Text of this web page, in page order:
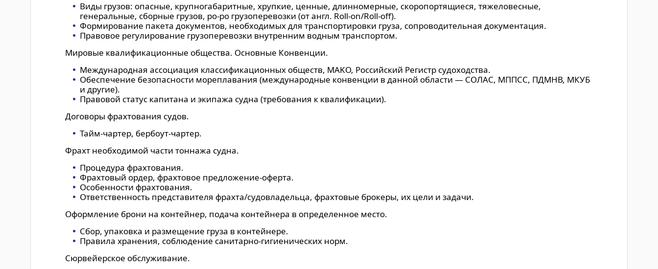
Виды грузов: опасные, крупногабаритные, хрупкие, ценные, длинномерные, скоропортящиеся, тяжеловесные,
генеральные, сборные грузов, ро-ро грузоперевозки (от англ. Roll-on/Roll-off).
Формирование пакета документов, необходимых для транспортировки груза, сопроводительная документация.
Правовое регулирование грузоперевозки внутренним водным транспортом.
Мировые квалификационные общества. Основные Конвенции.
Международная ассоциация классификационных обществ, MAKO, Российский Регистр судоходства.
Обеспечение безопасности мореплавания (международные конвенции в данной области — СОЛАС, МППСС, ПДМНВ, МКУБ
и другие).
Правовой статус капитана и экипажа судна (требования к квалификации).
Договоры фрахтования судов.
Тайм-чартер, бербоут-чартер.
Фрахт необходимой части тоннажа судна.
Процедура фрахтования.
Фрахтовый ордер, фрахтовое предложение-оферта.
Особенности фрахтования.
Ответственность представителя фрахта/судовладельца, фрахтовые брокеры, их цели и задачи.
Оформление брони на контейнер, подача контейнера в определенное место.
Сбор, упаковка и размещение груза в контейнере.
Правила хранения, соблюдение санитарно-гигиенических норм.
Сюрвейерское обслуживание.